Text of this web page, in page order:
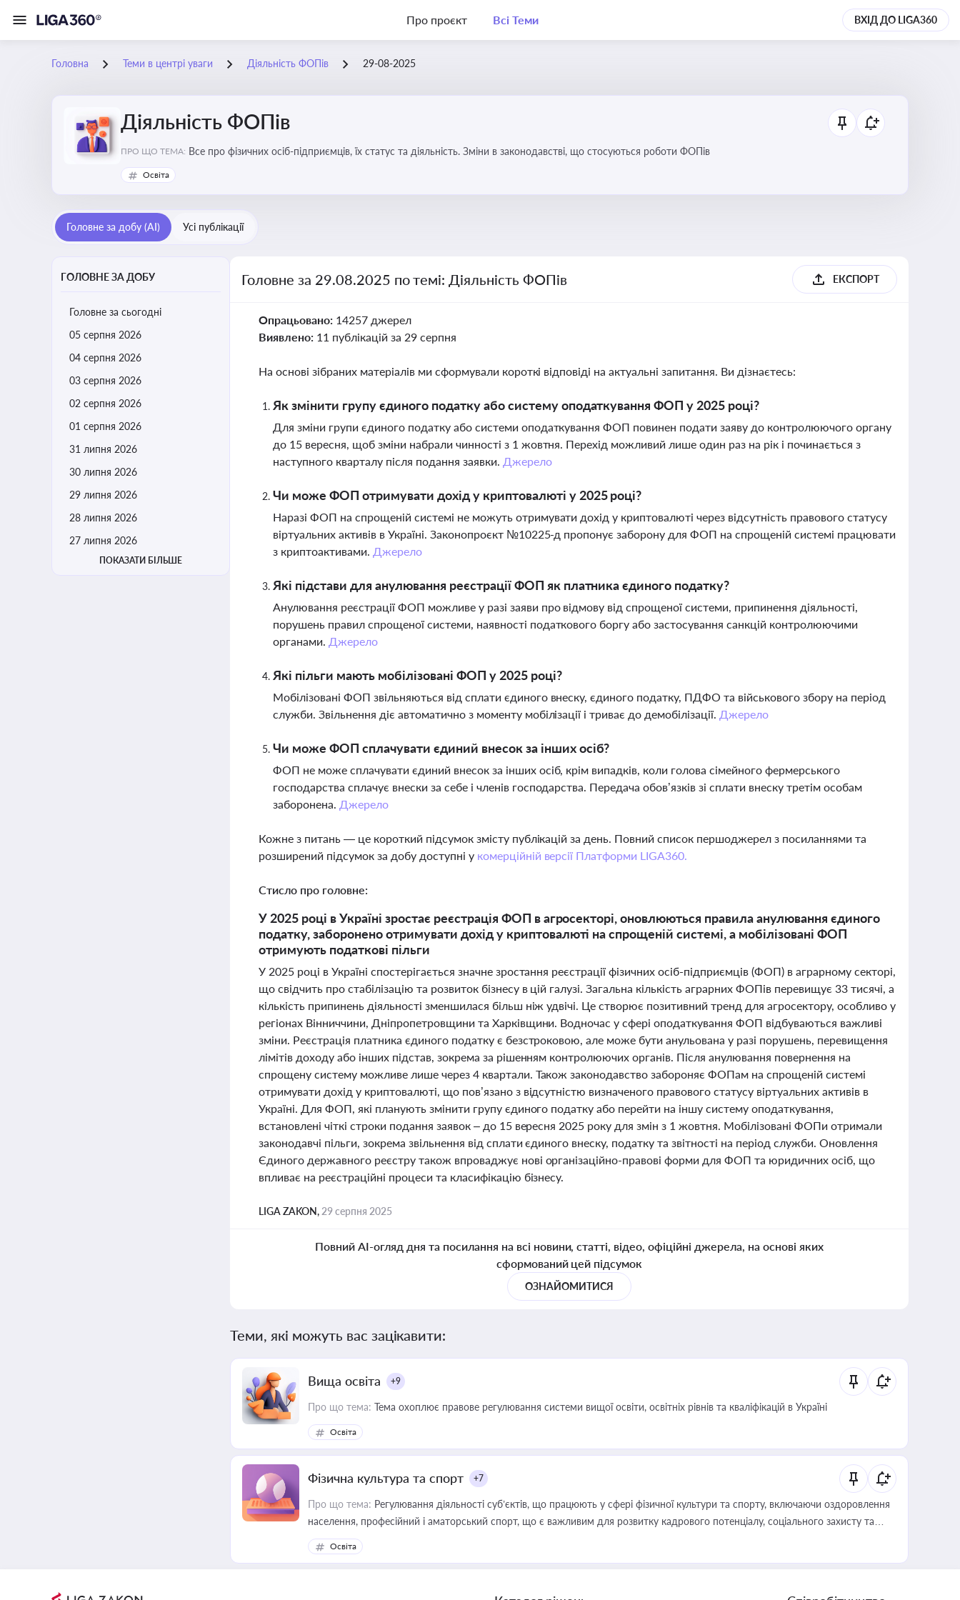
Про проєкт Всі Теми ВХІД ДО LIGA360
Головна Теми в центрі уваги Діяльність ФОПів 29-08-2025
Діяльність ФОПів
ПРО ЩО ТЕМА: Все про фізичних осіб-підприємців, їх статус та діяльність. Зміни в законодавстві, що стосуються роботи ФОПів
Освіта
Головне за добу (AI) Усі публікації
ГОЛОВНЕ ЗА ДОБУ
Головне за сьогодні
05 серпня 2026
04 серпня 2026
03 серпня 2026
02 серпня 2026
01 серпня 2026
31 липня 2026
30 липня 2026
29 липня 2026
28 липня 2026
27 липня 2026
ПОКАЗАТИ БІЛЬШЕ
Головне за 29.08.2025 по темі: Діяльність ФОПів ЕКСПОРТ
Опрацьовано: 14257 джерел
Виявлено: 11 публікацій за 29 серпня
На основі зібраних матеріалів ми сформували короткі відповіді на актуальні запитання. Ви дізнаєтесь:
Як змінити групу єдиного податку або систему оподаткування ФОП у 2025 році?
Для зміни групи єдиного податку або системи оподаткування ФОП повинен подати заяву до контролюючого органу
до 15 вересня, щоб зміни набрали чинності з 1 жовтня. Перехід можливий лише один раз на рік і починається з
наступного кварталу після подання заявки. Джерело
Чи може ФОП отримувати дохід у криптовалюті у 2025 році?
Наразі ФОП на спрощеній системі не можуть отримувати дохід у криптовалюті через відсутність правового статусу
віртуальних активів в Україні. Законопроєкт №10225-д пропонує заборону для ФОП на спрощеній системі працювати
з криптоактивами. Джерело
Які підстави для анулювання реєстрації ФОП як платника єдиного податку?
Анулювання реєстрації ФОП можливе у разі заяви про відмову від спрощеної системи, припинення діяльності,
порушень правил спрощеної системи, наявності податкового боргу або застосування санкцій контролюючими
органами. Джерело
Які пільги мають мобілізовані ФОП у 2025 році?
Мобілізовані ФОП звільняються від сплати єдиного внеску, єдиного податку, ПДФО та військового збору на період
служби. Звільнення діє автоматично з моменту мобілізації і триває до демобілізації. Джерело
Чи може ФОП сплачувати єдиний внесок за інших осіб?
ФОП не може сплачувати єдиний внесок за інших осіб, крім випадків, коли голова сімейного фермерського
господарства сплачує внески за себе і членів господарства. Передача обов’язків зі сплати внеску третім особам
заборонена. Джерело
Кожне з питань — це короткий підсумок змісту публікацій за день. Повний список першоджерел з посиланнями та
розширений підсумок за добу доступні у комерційній версії Платформи LIGA360.
Стисло про головне:
У 2025 році в Україні зростає реєстрація ФОП в агросекторі, оновлюються правила анулювання єдиного
податку, заборонено отримувати дохід у криптовалюті на спрощеній системі, а мобілізовані ФОП
отримують податкові пільги
У 2025 році в Україні спостерігається значне зростання реєстрації фізичних осіб-підприємців (ФОП) в аграрному секторі,
що свідчить про стабілізацію та розвиток бізнесу в цій галузі. Загальна кількість аграрних ФОПів перевищує 33 тисячі, а
кількість припинень діяльності зменшилася більш ніж удвічі. Це створює позитивний тренд для агросектору, особливо у
регіонах Вінниччини, Дніпропетровщини та Харківщини. Водночас у сфері оподаткування ФОП відбуваються важливі
зміни. Реєстрація платника єдиного податку є безстроковою, але може бути анульована у разі порушень, перевищення
лімітів доходу або інших підстав, зокрема за рішенням контролюючих органів. Після анулювання повернення на
спрощену систему можливе лише через 4 квартали. Також законодавство забороняє ФОПам на спрощеній системі
отримувати дохід у криптовалюті, що пов’язано з відсутністю визначеного правового статусу віртуальних активів в
Україні. Для ФОП, які планують змінити групу єдиного податку або перейти на іншу систему оподаткування,
встановлені чіткі строки подання заявок – до 15 вересня 2025 року для змін з 1 жовтня. Мобілізовані ФОПи отримали
законодавчі пільги, зокрема звільнення від сплати єдиного внеску, податку та звітності на період служби. Оновлення
Єдиного державного реєстру також впроваджує нові організаційно-правові форми для ФОП та юридичних осіб, що
впливає на реєстраційні процеси та класифікацію бізнесу.
LIGA ZAKON, 29 серпня 2025
Повний AI-огляд дня та посилання на всі новини, статті, відео, офіційні джерела, на основі яких
сформований цей підсумок
ОЗНАЙОМИТИСЯ
Теми, які можуть вас зацікавити:
Вища освіта +9
Про що тема: Тема охоплює правове регулювання системи вищої освіти, освітніх рівнів та кваліфікацій в Україні
Освіта
Фізична культура та спорт +7
Про що тема: Регулювання діяльності суб’єктів, що працюють у сфері фізичної культури та спорту, включаючи оздоровлення
населення, професійний і аматорський спорт, що є важливим для розвитку кадрового потенціалу, соціального захисту та
ефективної реалізації державної політики у цій галузі
Освіта